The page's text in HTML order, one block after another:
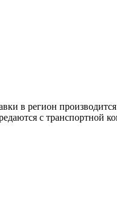
в регион
с транспортной